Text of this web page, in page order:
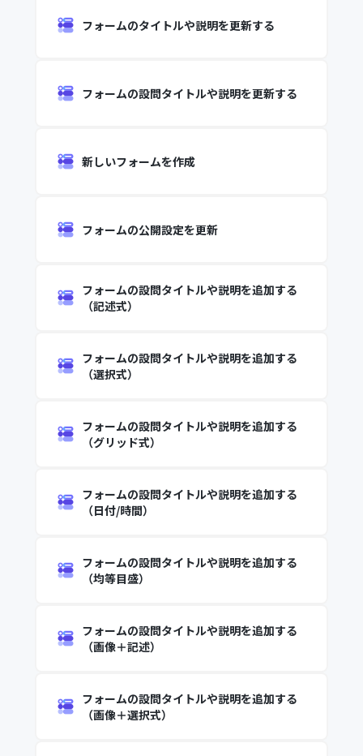
フォームのタイトルや説明を更新する
フォームの設問タイトルや説明を更新する
新しいフォームを作成
フォームの公開設定を更新
フォームの設問タイトルや説明を追加する
（記述式）
フォームの設問タイトルや説明を追加する
（選択式）
フォームの設問タイトルや説明を追加する
（グリッド式）
フォームの設問タイトルや説明を追加する
（日付/時間）
フォームの設問タイトルや説明を追加する
（均等目盛）
フォームの設問タイトルや説明を追加する
（画像＋記述）
フォームの設問タイトルや説明を追加する
（画像＋選択式）